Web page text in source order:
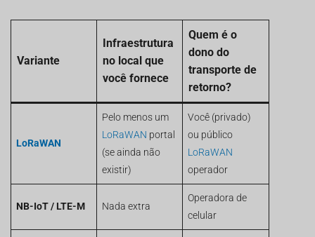
Variante
Infraestrutura
no local que
você fornece
Quem é o
dono do
transporte de
retorno?
LoRaWAN
Pelo menos um
LoRaWAN portal
(se ainda não
existir)
Você (privado)
ou público
LoRaWAN
operador
NB-IoT / LTE-M Nada extra
Operadora de
celular